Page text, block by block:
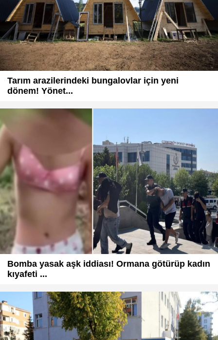
Tarım arazilerindeki bungalovlar için yeni
dönem! Yönet...
Bomba yasak aşk iddiası! Ormana götürüp kadın
kıyafeti ...